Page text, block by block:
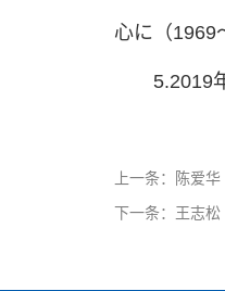
心に（1969
5.2019
上一条：
陈爱华
下一条： 王志松